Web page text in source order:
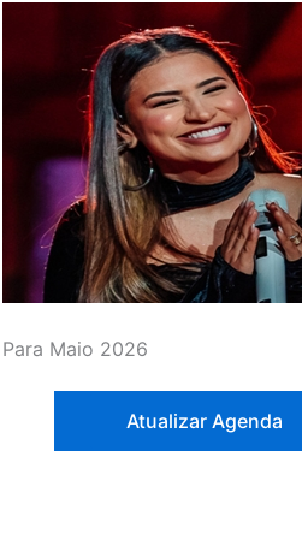
Maio 2026
Atualizar Agenda